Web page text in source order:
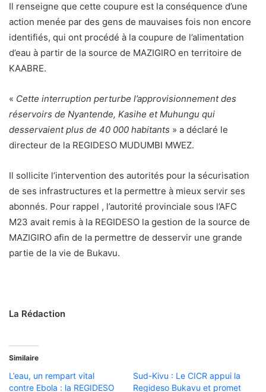
Il renseigne que cette coupure est la conséquence d’une
action menée par des gens de mauvaises fois non encore
identifiés, qui ont procédé à la coupure de l’alimentation
d’eau à partir de la source de MAZIGIRO en territoire de
KAABRE.
« Cette interruption perturbe l’approvisionnement des
réservoirs de Nyantende, Kasihe et Muhungu qui
desservaient plus de 40 000 habitants » a déclaré le
directeur de la REGIDESO MUDUMBI MWEZ.
Il sollicite l’intervention des autorités pour la sécurisation
de ses infrastructures et la permettre à mieux servir ses
abonnés. Pour rappel , l’autorité provinciale sous l’AFC
M23 avait remis à la REGIDESO la gestion de la source de
MAZIGIRO afin de la permettre de desservir une grande
partie de la vie de Bukavu.
La Rédaction
Similaire
L’eau, un rempart vital
contre Ebola : la REGIDESO
Sud-Kivu : Le CICR appui la
Regideso Bukavu et promet